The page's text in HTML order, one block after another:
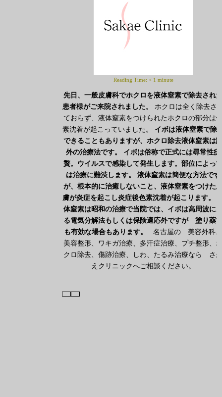
Reading Time: < 1 minute
先日、一般皮膚科でホクロを液体窒素で除去され
患者様がご来院されました。
ホクロは全く除去さ
ておらず、液体窒素をつけられたホクロの部分は
素沈着が起こっていました。 イボは液体窒素で除
できることもありますが、ホクロ除去液体窒素は
外の治療法です。
イボは俗称で正式には尋常性疣
贅。ウイルスで感染して発生します。部位によっ
は治療に難渋します。
液体窒素は簡便な方法です
が、根本的に治癒しないこと、液体窒素をつけた
膚が炎症を起こし炎症後色素沈着が起こります。
体窒素は昭和の治療で当院では、イボは高周波に
る電気分解法もしくは保険適応外ですが 塗り薬
も有効な場合もあります。
名古屋の 美容外科、
美容整形、ワキガ治療、多汗症治療、プチ整形、
クロ除去、傷跡治療、しわ、たるみ治療なら さ
えクリニックへご相談ください。